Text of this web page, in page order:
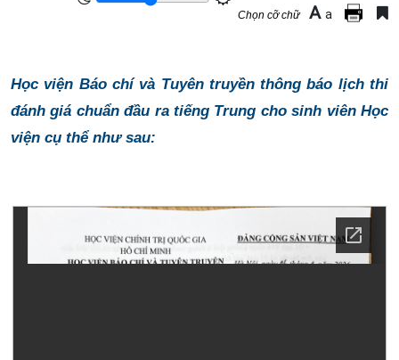
Chọn cỡ chữ A a
Học viện Báo chí và Tuyên truyền thông báo lịch thi
đánh giá chuẩn đầu ra tiếng Trung cho sinh viên Học
viện cụ thể như sau: